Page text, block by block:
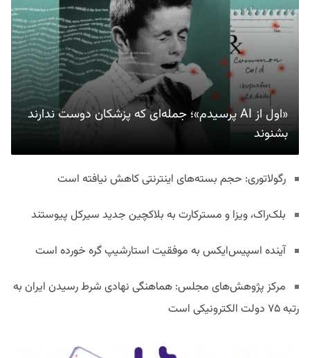
«اول از AI پرسیدم»؛ جمله‌ای که پزشکان دوست ندارند
بشنوند
رگولاتوری: حجم بسته‌های اینترنتی کاهش نیافته است
بلک‌راک، ویزا و مسترکارت به بلاکچین جدید سیرکل پیوستند
آینده اسپیس‌ایکس به موفقیت استارشیپ گره خورده است
مرکز پژوهش‌های مجلس: هماهنگی نهادی شرط رسیدن ایران به
رتبه ۷۵ دولت الکترونیکی است